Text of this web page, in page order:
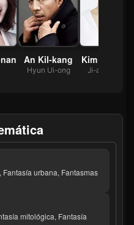
An Kil-kang
Hyun Ui-ong
Kim Hee-
Ji-a's mother
urbana, Fantasmas
mitológica, Fantasía